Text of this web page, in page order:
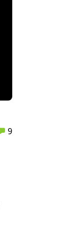
9